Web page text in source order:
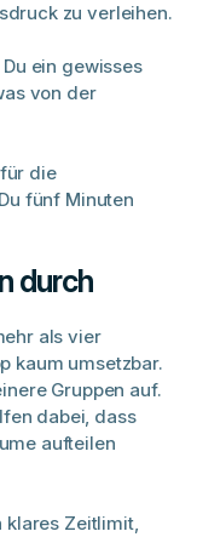
zu verleihen.
ein gewisses
von der
die
fünf Minuten
durch
als vier
kaum umsetzbar.
Gruppen auf.
dabei, dass
aufteilen
klares Zeitlimit,